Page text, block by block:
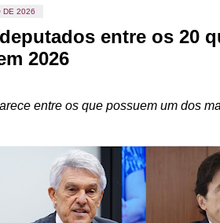
DE 2026
entre os 20
2026
entre os que possuem um dos